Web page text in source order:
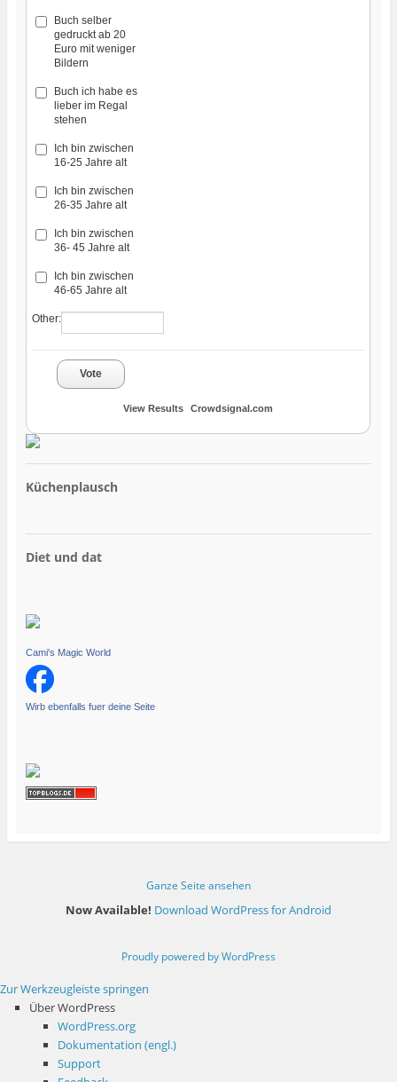
Buch selber
gedruckt ab 20
Euro mit weniger
Bildern
Buch ich habe es
lieber im Regal
stehen
Ich bin zwischen
16-25 Jahre alt
Ich bin zwischen
26-35 Jahre alt
Ich bin zwischen
36- 45 Jahre alt
Ich bin zwischen
46-65 Jahre alt
Other:
Vote
View Results Crowdsignal.com
Küchenplausch
Diet und dat
Cami's Magic World
Wirb ebenfalls fuer deine Seite
Ganze Seite ansehen
Now Available! Download WordPress for Android
Proudly powered by WordPress
Zur Werkzeugleiste springen
Über WordPress
WordPress.org
Dokumentation (engl.)
Support